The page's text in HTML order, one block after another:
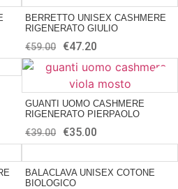
BERRETTO UNISEX CASHMERE
RIGENERATO GIULIO
€59.00 €47.20
GUANTI UOMO CASHMERE
RIGENERATO PIERPAOLO
€39.00 €35.00
BALACLAVA UNISEX COTONE
BIOLOGICO